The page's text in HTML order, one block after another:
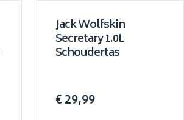
Jack Wolfskin
Secretary 1.0L
Schoudertas
€ 29,99